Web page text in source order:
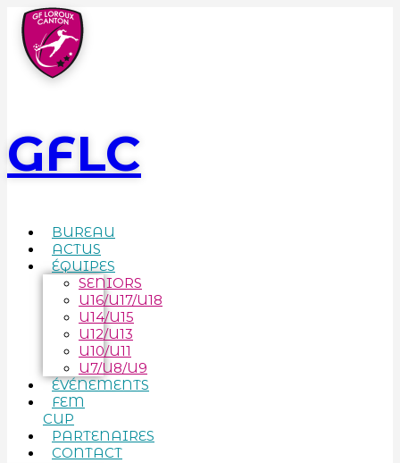
GFLC
BUREAU
ACTUS
ÉQUIPES
SENIORS
U16/U17/U18
U14/U15
U12/U13
U10/U11
U7/U8/U9
ÉVÉNEMENTS
FEM
CUP
PARTENAIRES
CONTACT